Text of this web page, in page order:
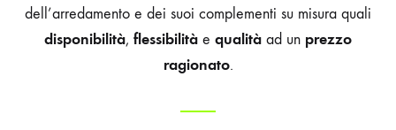
dell’arredamento e dei suoi complementi su misura quali
disponibilità, flessibilità e qualità ad un prezzo
ragionato.